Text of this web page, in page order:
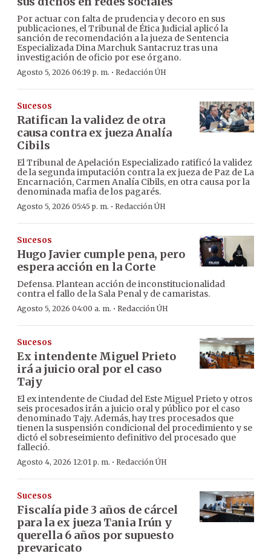
Por actuar con falta de prudencia y decoro en sus
publicaciones, el Tribunal de Ética Judicial aplicó la
sanción de recomendación a la jueza de Sentencia
Especializada Dina Marchuk Santacruz tras una
investigación de oficio por ese órgano.
Agosto 5, 2026 06:19 p. m. · Redacción ÚH
Sucesos
Ratifican la validez de otra
causa contra ex jueza Analía
Cibils
El Tribunal de Apelación Especializado ratificó la validez
de la segunda imputación contra la ex jueza de Paz de La
Encarnación, Carmen Analía Cibils, en otra causa por la
denominada mafia de los pagarés.
Agosto 5, 2026 05:45 p. m. · Redacción ÚH
Sucesos
Hugo Javier cumple pena, pero
espera acción en la Corte
Defensa. Plantean acción de inconstitucionalidad
contra el fallo de la Sala Penal y de camaristas.
Agosto 5, 2026 04:00 a. m. · Redacción ÚH
Sucesos
Ex intendente Miguel Prieto
irá a juicio oral por el caso
Tajy
El ex intendente de Ciudad del Este Miguel Prieto y otros
seis procesados irán a juicio oral y público por el caso
denominado Tajy. Además, hay tres procesados que
tienen la suspensión condicional del procedimiento y se
dictó el sobreseimiento definitivo del procesado que
falleció.
Agosto 4, 2026 12:01 p. m. · Redacción ÚH
Sucesos
Fiscalía pide 3 años de cárcel
para la ex jueza Tania Irún y
querella 6 años por supuesto
prevaricato